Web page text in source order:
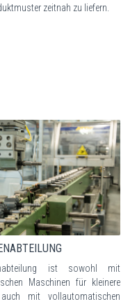
zeitnah zu liefern.
ist sowohl mit
Maschinen für kleinere
mit vollautomatischen